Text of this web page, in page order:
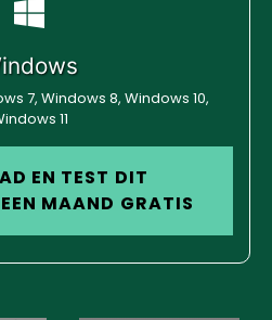
7, Windows 8, Windows 10,
11
EN TEST DIT
MAAND GRATIS